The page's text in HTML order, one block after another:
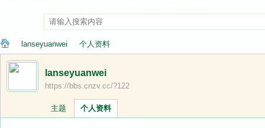
›
lanseyuanwei 个人资料
lanseyuanwei
https://bbs.cnzv.cc/?122
主题 个人资料